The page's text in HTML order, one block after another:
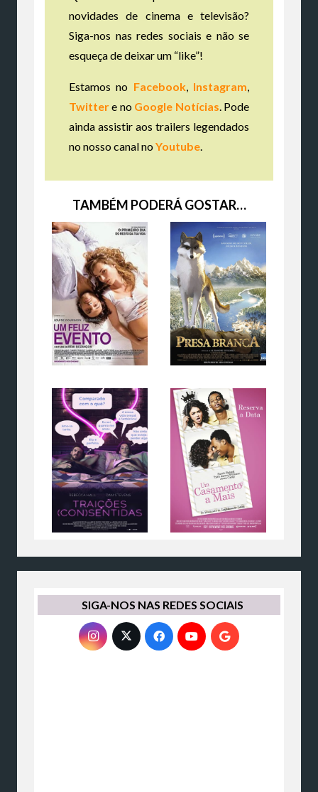
novidades de cinema e televisão?
Siga-nos nas redes sociais e não se
esqueça de deixar um “like”!
Estamos no Facebook, Instagram
Twittere no Google Notícias . Pode
ainda assistir aos trailers legendados
no nosso canal noYoutube
TAMBÉM PODERÁ GOSTAR…
SIGA-NOS NAS REDES SOCIAIS